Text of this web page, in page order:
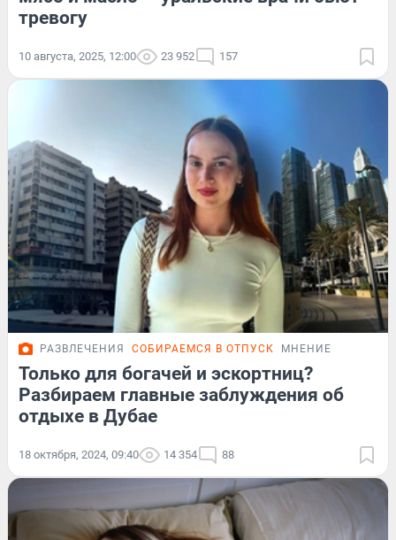
тревогу
10 августа, 2025, 12:00 23 952 157
РАЗВЛЕЧЕНИЯ СОБИРАЕМСЯ В ОТПУСК МНЕНИЕ
Только для богачей и эскортниц?
Разбираем главные заблуждения об
отдыхе в Дубае
18 октября, 2024, 09:40 14 354 88